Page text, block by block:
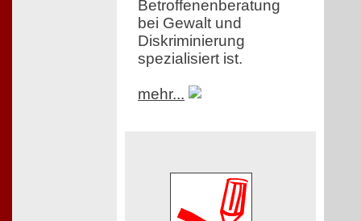
Betroffenenberatung
bei Gewalt und
Diskriminierung
spezialisiert ist.
mehr...